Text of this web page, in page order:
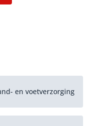
en voetverzorging